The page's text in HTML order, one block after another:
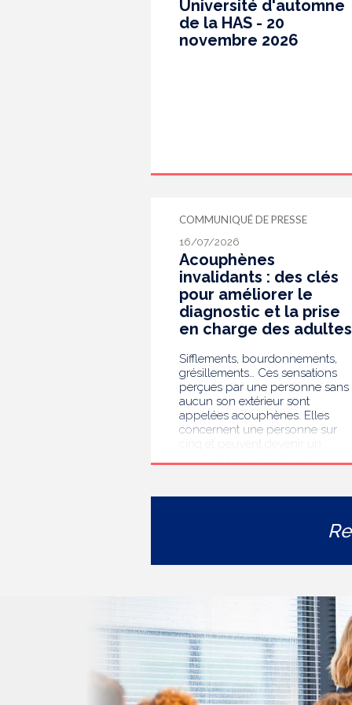
Université d'automne
de la HAS - 20
novembre 2026
COMMUNIQUÉ DE PRESSE
16/07/2026
Acouphènes
invalidants : des clés
pour améliorer le
diagnostic et la prise
en charge des adultes
Sifflements, bourdonnements,
grésillements… Ces sensations
perçues par une personne sans
aucun son extérieur sont
appelées acouphènes. Elles
concernent une personne sur
l’isolement ou de l’anxiété. Face à
thérapeutique rencontrée par les
diagnostic et l’accompagnement
des personnes présentant des
acouphènes chroniques
invalidants . Elle publie
aujourd’hui ses travaux, destinés
aux professionnels de santé [1]
impliqués dans le suivi de ces
patients.